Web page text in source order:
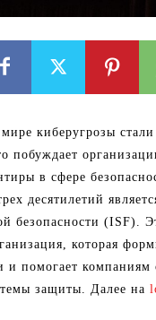
киберугрозы
побуждает
в сфере
десятилетий
безопасности (ISF).
которая
и помогает компаниям
защиты. Далее на